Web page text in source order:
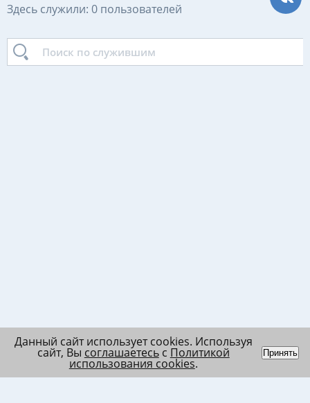
Здесь служили: 0 пользователей
Данный сайт использует cookies. Используя
сайт, Вы соглашаетесьс Политикой
использования cookies.
Принять